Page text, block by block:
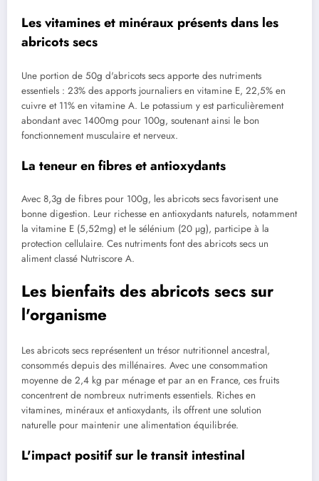
Les vitamines et minéraux présents dans les
abricots secs
Une portion de 50g d'abricots secs apporte des nutriments
essentiels : 23% des apports journaliers en vitamine E, 22,5% en
cuivre et 11% en vitamine A. Le potassium y est particulièrement
abondant avec 1400mg pour 100g, soutenant ainsi le bon
fonctionnement musculaire et nerveux.
La teneur en fibres et antioxydants
Avec 8,3g de fibres pour 100g, les abricots secs favorisent une
bonne digestion. Leur richesse en antioxydants naturels, notamment
la vitamine E (5,52mg) et le sélénium (20 µg), participe à la
protection cellulaire. Ces nutriments font des abricots secs un
aliment classé Nutriscore A.
Les bienfaits des abricots secs sur
l'organisme
Les abricots secs représentent un trésor nutritionnel ancestral,
consommés depuis des millénaires. Avec une consommation
moyenne de 2,4 kg par ménage et par an en France, ces fruits
concentrent de nombreux nutriments essentiels. Riches en
vitamines, minéraux et antioxydants, ils offrent une solution
naturelle pour maintenir une alimentation équilibrée.
L'impact positif sur le transit intestinal